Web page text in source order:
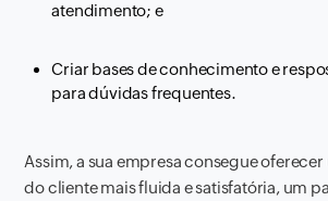
atendimento; e
Criar bases de conhecimento e
para dúvidas frequentes.
Assim, a sua empresa consegue
do cliente mais fluida e satisfatória, um